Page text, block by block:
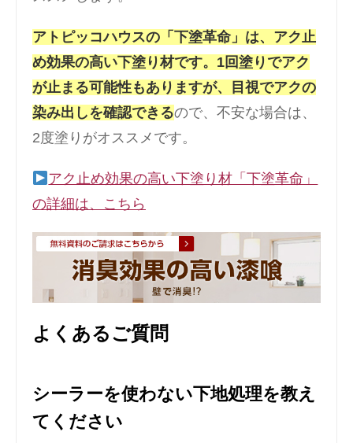
アトピッコハウスの「下塗革命」は、アク止
め効果の高い下塗り材です。1回塗りでアク
が止まる可能性もありますが、目視でアクの
染み出しを確認できるので、不安な場合は、
2度塗りがオススメです。
アク止め効果の高い下塗り材「下塗革命」
の詳細は、こちら
よくあるご質問
シーラーを使わない下地処理を教え
てください